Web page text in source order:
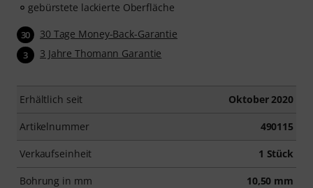
gebürstete lackierte Oberfläche
30 30 Tage Money-Back-Garantie
3 3 Jahre Thomann Garantie
Erhältlich seit Oktober 2020
Artikelnummer 490115
Verkaufseinheit 1 Stück
Bohrung in mm 10,50 mm